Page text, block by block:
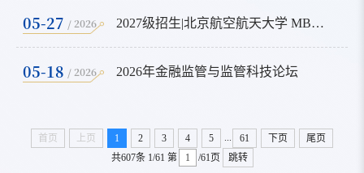
05-27 / 2026 2027级招生|北京航空航天大学 MBA “星耀计划”全年活动安排
05-18 / 2026 2026年金融监管与监管科技论坛
首页 上页 1 2 3 4 5 ... 61 下页
尾页
共607条 1/61 第 /61页 跳转